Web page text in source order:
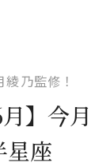
乃監修！
月】今
座